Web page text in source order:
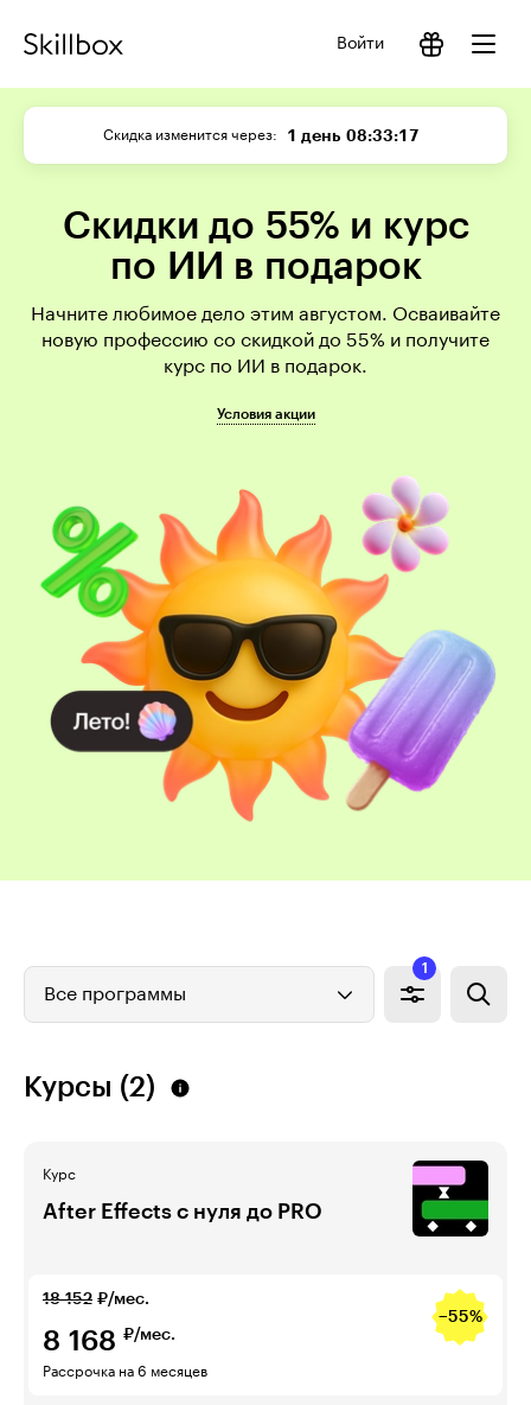
Войти
Скидка изменится через 1 день 08:33:16
Скидки до 55% и курс
по ИИ в подарок
Начните любимое дело этим августом. Осваивайте
новую профессию со скидкой до 55% и получите
курс по ИИ в подарок.
Условия акции
Все программы
1
Курсы (2)
Курс
After Effects с нуля до PRO
18 152 ₽/мес.
−55%
8 168 ₽/мес.
Рассрочка на 6 месяцев